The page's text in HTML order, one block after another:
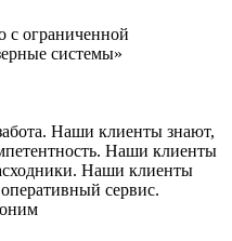
с ограниченной
системы»
Наши клиенты знают,
Наши клиенты
Наши клиенты
сервис.